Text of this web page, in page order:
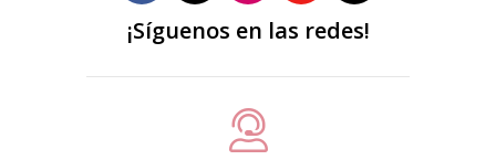
¡Síguenos en las redes!